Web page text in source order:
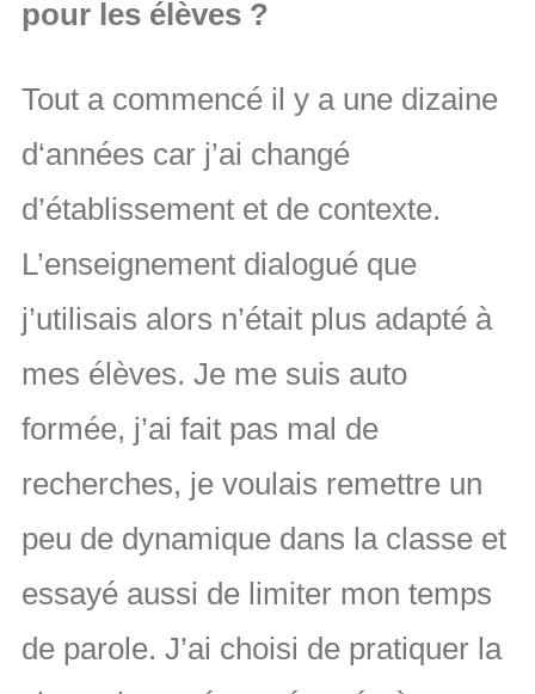
pour les élèves ?
Tout a commencé il y a une dizaine
d‘années car j’ai changé
d’établissement et de contexte.
L’enseignement dialogué que
j’utilisais alors n’était plus adapté à
mes élèves. Je me suis auto
formée, j’ai fait pas mal de
recherches, je voulais remettre un
peu de dynamique dans la classe et
essayé aussi de limiter mon temps
de parole. J’ai choisi de pratiquer la